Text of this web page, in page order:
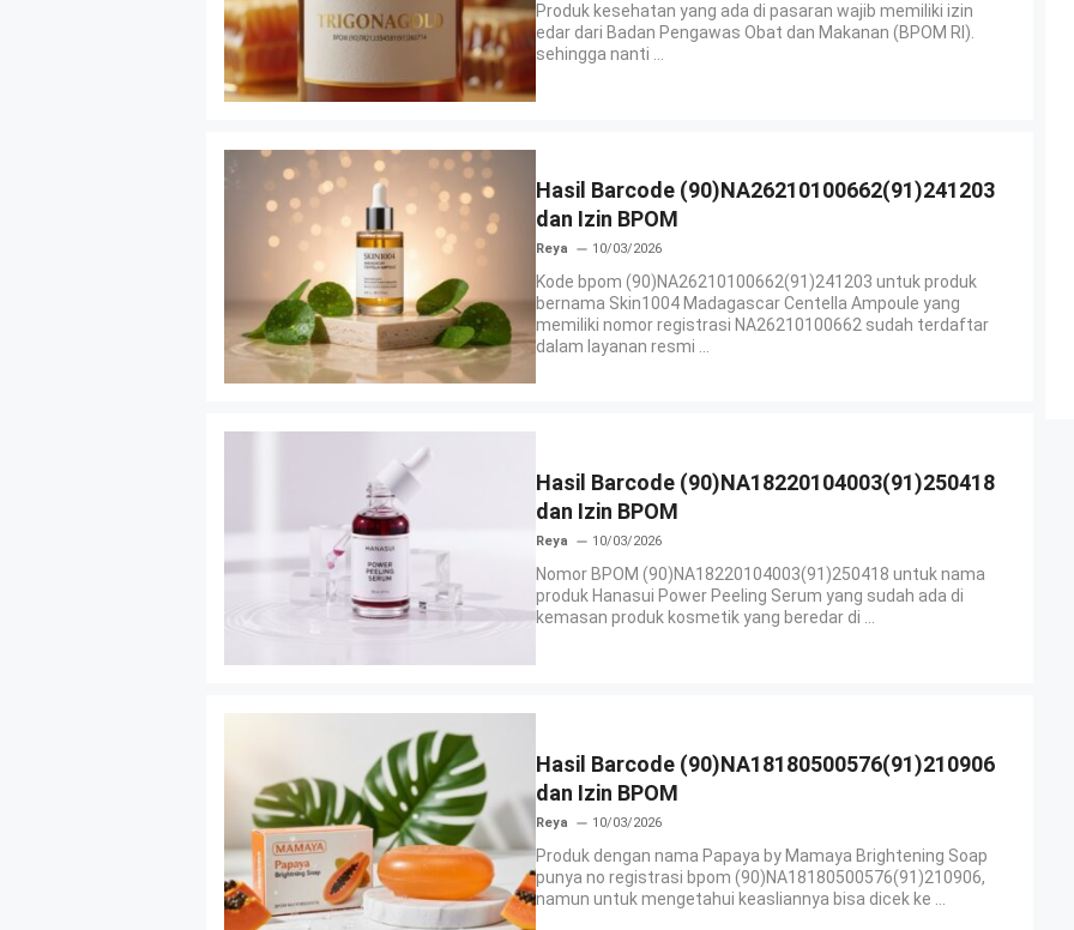
Produk kesehatan yang ada di pasaran wajib memiliki izin
edar dari Badan Pengawas Obat dan Makanan (BPOM RI).
sehingga nanti ...
Hasil Barcode (90)NA26210100662(91)241203
dan Izin BPOM
Reya 10/03/2026
Kode bpom (90)NA26210100662(91)241203 untuk produk
bernama Skin1004 Madagascar Centella Ampoule yang
memiliki nomor registrasi NA26210100662 sudah terdaftar
dalam layanan resmi ...
Hasil Barcode (90)NA18220104003(91)250418
dan Izin BPOM
Reya 10/03/2026
Nomor BPOM (90)NA18220104003(91)250418 untuk nama
produk Hanasui Power Peeling Serum yang sudah ada di
kemasan produk kosmetik yang beredar di ...
Hasil Barcode (90)NA18180500576(91)210906
dan Izin BPOM
Reya 10/03/2026
Produk dengan nama Papaya by Mamaya Brightening Soap
punya no registrasi bpom (90)NA18180500576(91)210906,
namun untuk mengetahui keasliannya bisa dicek ke ...